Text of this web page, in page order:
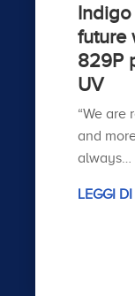
future
829P
UV
“We are
and
always…
LEGGI